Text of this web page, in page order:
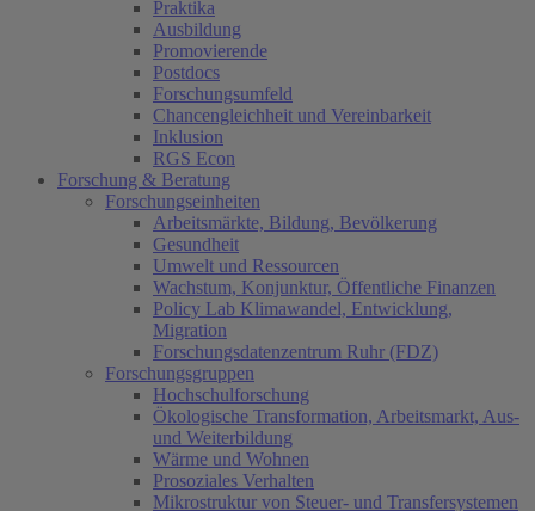
Praktika
Ausbildung
Promovierende
Postdocs
Forschungsumfeld
Chancengleichheit und Vereinbarkeit
Inklusion
RGS Econ
Forschung & Beratung
Forschungseinheiten
Arbeitsmärkte, Bildung, Bevölkerung
Gesundheit
Umwelt und Ressourcen
Wachstum, Konjunktur, Öffentliche Finanzen
Policy Lab Klimawandel, Entwicklung,
Migration
Forschungsdatenzentrum Ruhr (FDZ)
Forschungsgruppen
Hochschulforschung
Ökologische Transformation, Arbeitsmarkt, Aus-
und Weiterbildung
Wärme und Wohnen
Prosoziales Verhalten
Mikrostruktur von Steuer- und Transfersystemen